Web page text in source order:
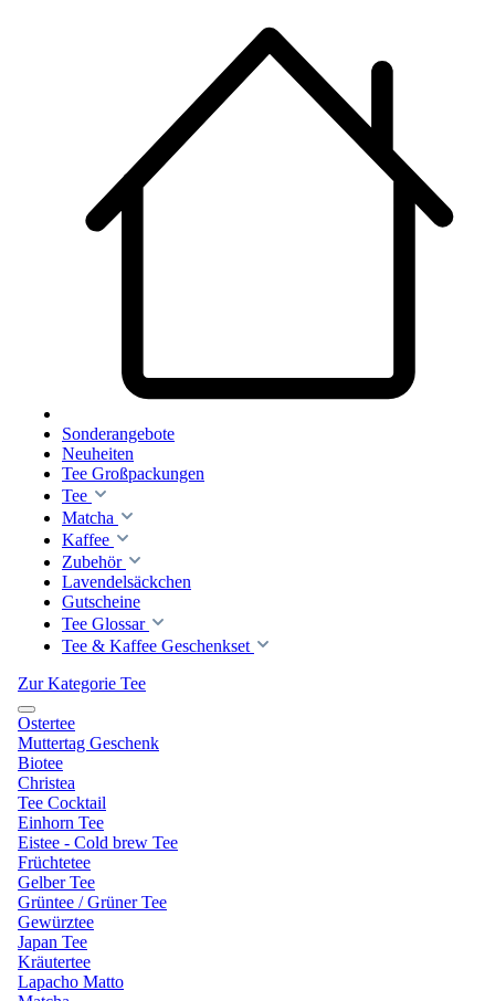
Sonderangebote
Neuheiten
Tee Großpackungen
Tee
Matcha
Kaffee
Zubehör
Lavendelsäckchen
Gutscheine
Tee Glossar
Tee & Kaffee Geschenkset
Zur Kategorie Tee
Ostertee
Muttertag Geschenk
Biotee
Christea
Tee Cocktail
Einhorn Tee
Eistee - Cold brew Tee
Früchtetee
Gelber Tee
Grüntee / Grüner Tee
Gewürztee
Japan Tee
Kräutertee
Lapacho Matto